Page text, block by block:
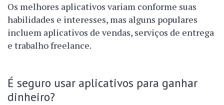
Os melhores aplicativos variam conforme suas
habilidades e interesses, mas alguns populares
incluem aplicativos de vendas, serviços de entrega
e trabalho freelance.
É seguro usar aplicativos para ganhar
dinheiro?